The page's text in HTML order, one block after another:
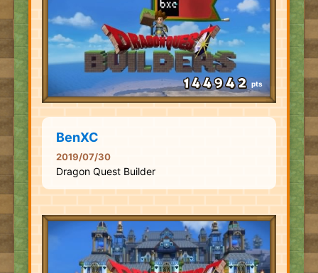
pts
BenXC
2019/07/30
Dragon Quest Builder